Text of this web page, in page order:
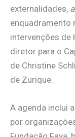
externalidades,
enquadramento
intervenções de
diretor para o
de Christine
de Zurique.
A agenda inclui
por